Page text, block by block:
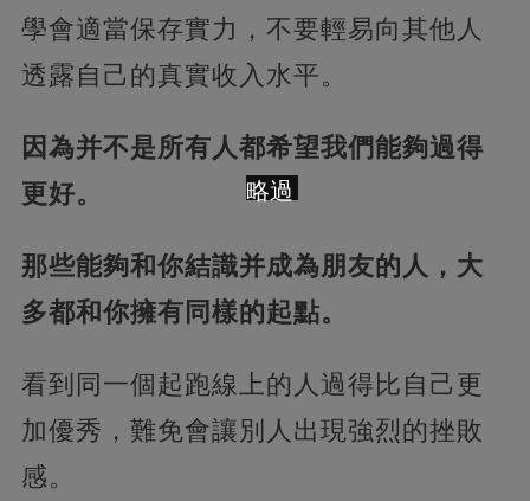
學會適當保存實力，不要輕易向其他人
透露自己的真實收入水平。
因為并不是所有人都希望我們能夠過得
更好。
那些能夠和你結識并成為朋友的人，大
多都和你擁有同樣的起點。
看到同一個起跑線上的人過得比自己更
加優秀，難免會讓別人出現強烈的挫敗
感。
略過